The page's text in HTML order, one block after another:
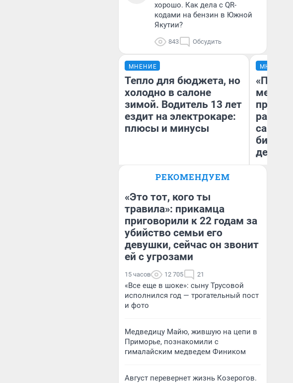
хорошо. Как дела с QR-
кодами на бензин в Южной
Якутии?
843 Обсудить
МНЕНИЕ
Тепло для бюджета, но
холодно в салоне
зимой. Водитель 13 лет
ездит на электрокаре:
плюсы и минусы
Денис Дедюхин
МНЕНИЕ
самом
РЕКОМЕНДУЕМ
«Это тот, кого ты
травила»: прикамца
приговорили к 22 годам за
убийство семьи его
девушки, сейчас он звонит
ей с угрозами
15 часов 12 705 21
«Все еще в шоке»: сыну Трусовой
исполнился год — трогательный пост
и фото
Медведицу Майю, жившую на цепи в
Приморье, познакомили с
гималайским медведем Фиником
Август перевернет жизнь Козерогов.